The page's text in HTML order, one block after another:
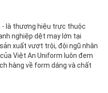
nhận được món hàng
Một phần, nếu sản phẩm
- là thương hiệu trực thuộc
nghiệp dệt may lớn tại
xuất vượt trội, đội ngũ nhân
Việt An Uniform luôn đem
hàng về form dáng và chất